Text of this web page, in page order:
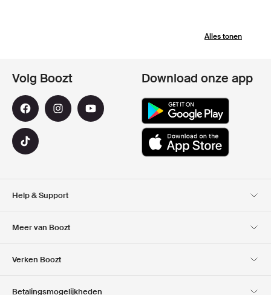
Alles tonen
Help & Support
Meer van Boozt
Club Boozt
Verken Boozt
Volg Boozt Download onze app
Betalingsmogelijkheden